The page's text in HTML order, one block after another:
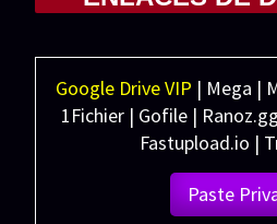
Google Drive VIP | Mega |
1Fichier | Gofile |
Fastupload.io |
Paste